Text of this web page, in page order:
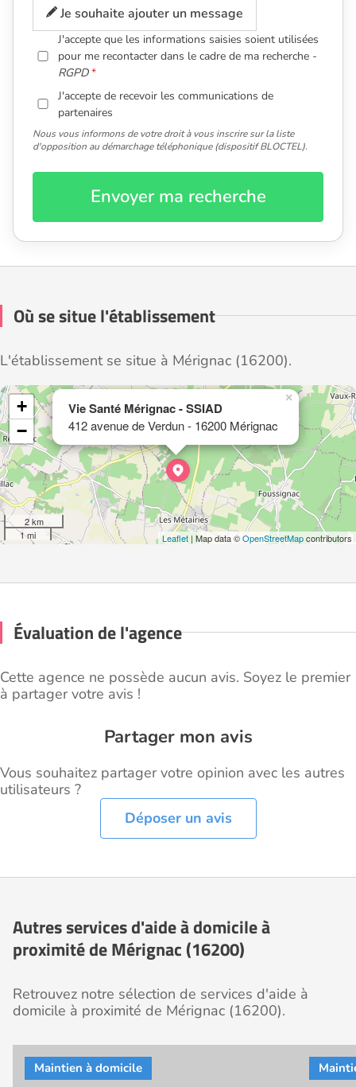
Je souhaite ajouter un message
J'accepte que les informations saisies soient utilisées
pour me recontacter dans le cadre de ma recherche -
RGPD
J'accepte de recevoir les communications de
partenaires
Nous vous informons de votre droit à vous inscrire sur la liste
d'opposition au démarchage téléphonique (dispositif BLOCTEL).
Envoyer ma recherche
Où se situe l'établissement
L'établissement se situe à Mérignac (16200).
Vie Santé Mérignac - SSIAD
412 avenue de Verdun - 16200 Mérignac
×
+
−
2 km
1 mi
Leaflet | Map data ©OpenStreetMapcontributors
Évaluation de l'agence
Cette agence ne possède aucun avis. Soyez le premier
à partager votre avis !
Partager mon avis
Vous souhaitez partager votre opinion avec les autres
utilisateurs ?
Déposer un avis
Autres services d'aide à domicile à
proximité de Mérignac (16200)
Retrouvez notre sélection de services d'aide à
domicile à proximité de Mérignac (16200).